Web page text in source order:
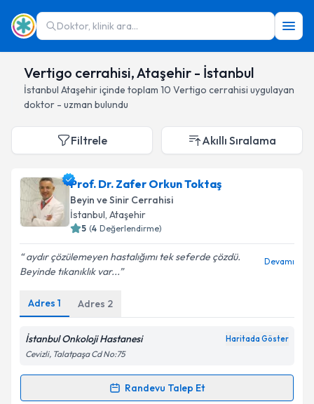
Doktor, klinik ara...
Vertigo cerrahisi, Ataşehir - İstanbul
İstanbul Ataşehiriçinde toplam 10 Vertigo cerrahisi uygulayan
doktor - uzman bulundu
Filtrele Akıllı Sıralama
Prof. Dr. Zafer Orkun Toktaş
Beyin ve Sinir Cerrahisi
İstanbul, Ataşehir
5 (4 Değerlendirme)
aydır çözülemeyen hastalığımı tek seferde çözdü.
Beyinde tıkanıklık var...
Devamı
Adres 1 Adres 2
İstanbul Onkoloji Hastanesi Haritada Göster
Cevizli, Talatpaşa Cd No:75
Randevu Talep Et
Randevu Takvimi Talebi